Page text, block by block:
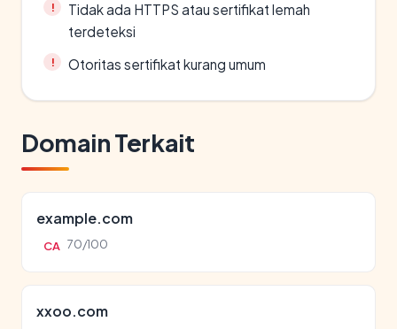
Tidak ada HTTPS atau sertifikat lemah
terdeteksi
Otoritas sertifikat kurang umum
Domain Terkait
example.com
CA 70/100
xxoo.com